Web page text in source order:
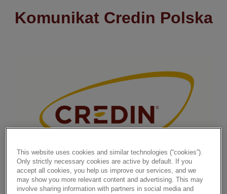
Komunikat Credin Polska
This website uses cookies and similar technologies (“cookies”).
Only strictly necessary cookies are active by default. If you
accept all cookies, you help us improve our services, and we
may show you more relevant content and advertising. This may
involve sharing information with partners in social media and